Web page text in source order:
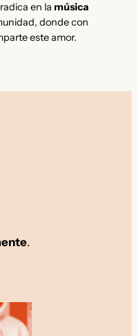
en la música
donde con
este amor.
.